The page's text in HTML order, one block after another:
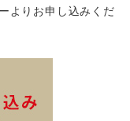
よりお申し込みくだ